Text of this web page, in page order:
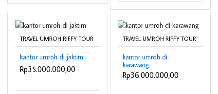
TRAVEL UMROH RIFFY TOUR
kantor umroh di jaktim
Rp35.000.000,00
TRAVEL UMROH RIFFY TOUR
kantor umroh di
karawang
Rp36.000.000,00